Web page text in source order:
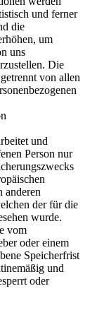
und ferner
die
um
uns
Die
von allen
und
Person nur
anderen
der für die
wurde.
vom
oder einem
Speicherfrist
und
oder